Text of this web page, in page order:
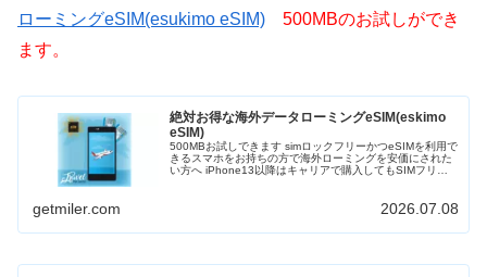
ローミングeSIM(esukimo eSIM)
500MBのお試しができ
ます。
絶対お得な海外データローミングeSIM(eskimo
eSIM)
500MBお試しできます simロックフリーかつeSIMを利用で
きるスマホをお持ちの方で海外ローミングを安価にされた
い方へ iPhone13以降はキャリアで購入してもSIMフリー
getmiler.com 2026.07.08